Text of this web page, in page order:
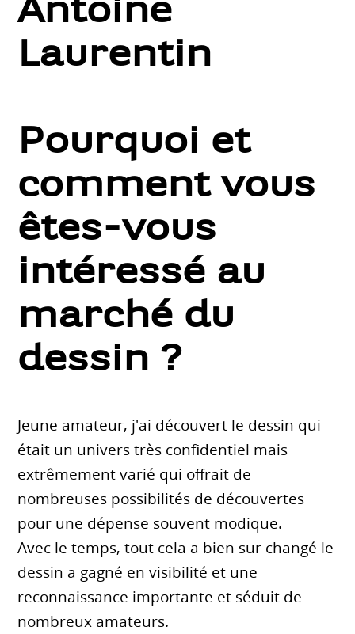
Antoine
Laurentin
Pourquoi et
comment vous
êtes-vous
intéressé au
marché du
dessin ?
Jeune amateur, j'ai découvert le dessin qui
était un univers très confidentiel mais
extrêmement varié qui offrait de
nombreuses possibilités de découvertes
pour une dépense souvent modique.
Avec le temps, tout cela a bien sur changé le
dessin a gagné en visibilité et une
reconnaissance importante et séduit de
nombreux amateurs.